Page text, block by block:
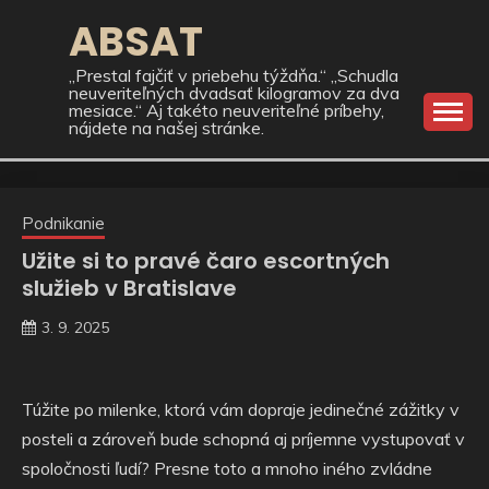
ABSAT
„Prestal fajčiť v priebehu týždňa.“ „Schudla
neuveriteľných dvadsať kilogramov za dva
mesiace.“ Aj takéto neuveriteľné príbehy,
nájdete na našej stránke.
Podnikanie
Užite si to pravé čaro escortných
služieb v Bratislave
3. 9. 2025
Túžite po milenke, ktorá vám dopraje jedinečné zážitky v
posteli a zároveň bude schopná aj príjemne vystupovať v
spoločnosti ľudí? Presne toto a mnoho iného zvládne